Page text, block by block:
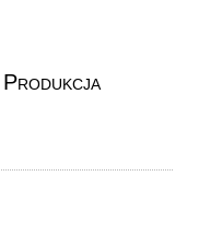
PRODUKCJA